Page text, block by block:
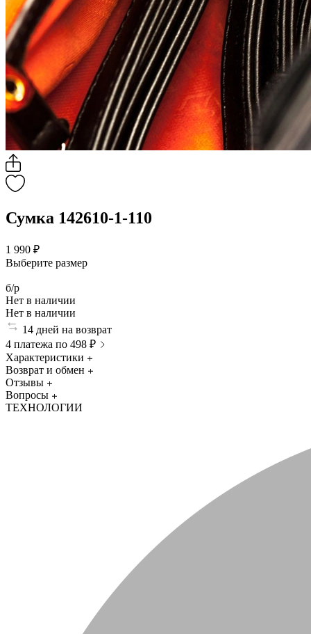
Сумка 142610-1-110
1 990 ₽
Выберите размер
б/р
Нет в наличии
Нет в наличии
14 дней на возврат
4 платежа по 498 ₽
Характеристики
Возврат и обмен
Отзывы
Вопросы
ТЕХНОЛОГИИ